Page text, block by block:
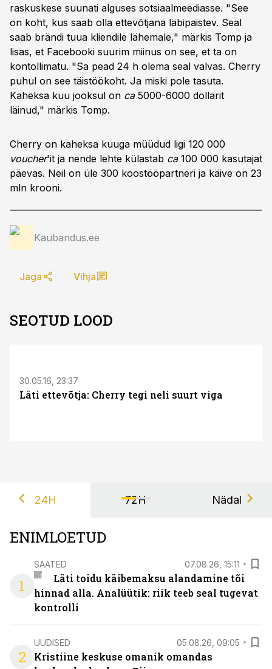
raskuskese suunati alguses sotsiaalmeediasse. "See
on koht, kus saab olla ettevõtjana läbipaistev. Seal
saab brändi tuua kliendile lähemale," märkis Tomp ja
lisas, et Facebooki suurim miinus on see, et ta on
kontollimatu. "Sa pead 24 h olema seal valvas. Cherry
puhul on see täistöökoht. Ja miski pole tasuta.
Kaheksa kuu jooksul on ca5000-6000 dollarit
läinud," märkis Tomp.
Cherry on kaheksa kuuga müüdud ligi 120 000
voucher'it ja nende lehte külastab ca100 000 kasutajat
päevas. Neil on üle 300 koostööpartneri ja käive on 23
mln krooni.
Kaubandus.ee
Jaga Vihja
SEOTUD LOOD
30.05.16, 23:37
Läti ettevõtja: Cherry tegi neli suurt viga
24H 72H Nädal
ENIMLOETUD
1
SAATED 07.08.26, 15:11
Läti toidu käibemaksu alandamine tõi
hinnad alla. Analüütik: riik teeb seal tugevat
kontrolli
2
UUDISED 05.08.26, 09:05
Kristiine keskuse omanik omandas